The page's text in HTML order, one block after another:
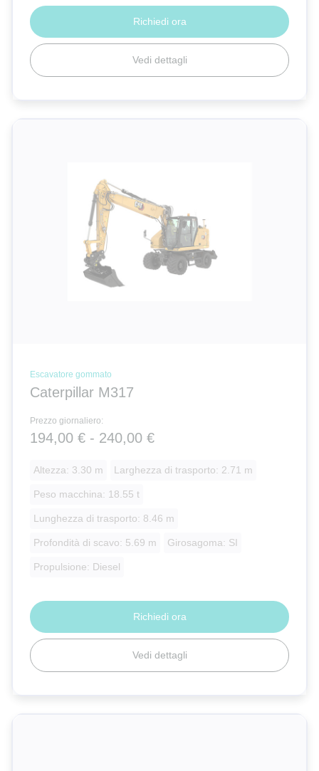
Vedi dettagli
Richiedi ora
Escavatore gommato
Caterpillar M317
Prezzo giornaliero:
194,00 € - 240,00 €
Altezza: 3.30 m Larghezza di trasporto: 2.71 m
Peso macchina: 18.55 t
Lunghezza di trasporto: 8.46 m
Profondità di scavo: 5.69 m Girosagoma: SI
Propulsione: Diesel
Vedi dettagli
Richiedi ora